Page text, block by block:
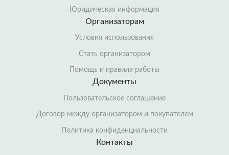
Юридическая информация
Организаторам
Условия использования
Стать организатором
Помощь и правила работы
Документы
Пользовательское соглашение
Договор между организатором и покупателем
Политика конфиденциальности
Контакты